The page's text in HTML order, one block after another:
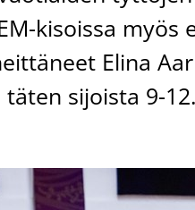
kisoissa
Elina
täten sijoista 9-